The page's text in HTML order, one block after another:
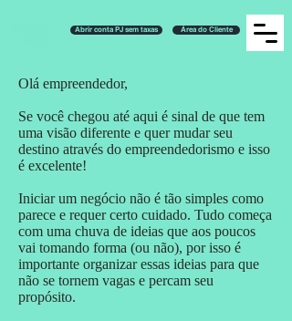
Abrir conta PJ sem taxas Área do Cliente
Olá empreendedor,
Se você chegou até aqui é sinal de que tem
uma visão diferente e quer mudar seu
destino através do empreendedorismo e isso
é excelente!
Iniciar um negócio não é tão simples como
parece e requer certo cuidado. Tudo começa
com uma chuva de ideias que aos poucos
vai tomando forma (ou não), por isso é
importante organizar essas ideias para que
não se tornem vagas e percam seu
propósito.